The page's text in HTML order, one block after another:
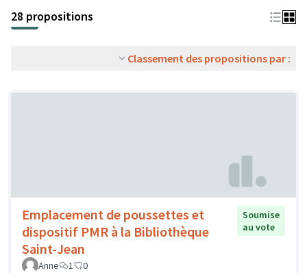
28 propositions
Classement des propositions par :
Emplacement de poussettes et
dispositif PMR à la Bibliothèque
Saint-Jean
Soumise
au vote
Anne 1 0